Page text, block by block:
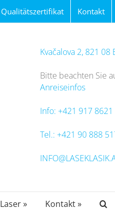
Qualitätszertifikat Kontakt
Kvačalova 2, 821 08
Bitte beachten Sie
Anreiseinfos
Info: +421 917 8621
Tel.: +421 90 888
Laser » Kontakt »